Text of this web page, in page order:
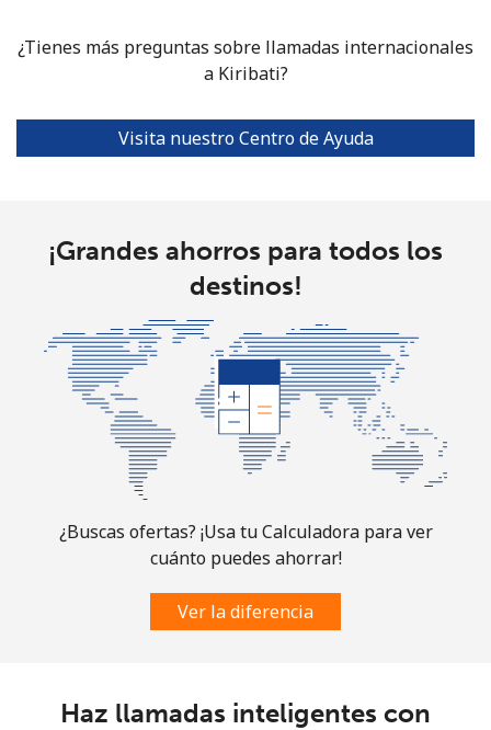
¿Tienes más preguntas sobre llamadas internacionales
a Kiribati?
Visita nuestro Centro de Ayuda
¡Grandes ahorros para todos los
destinos!
¿Buscas ofertas? ¡Usa tu Calculadora para ver
cuánto puedes ahorrar!
Ver la diferencia
Haz llamadas inteligentes con